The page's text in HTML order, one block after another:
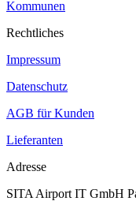
Kommunen
Rechtliches
Impressum
Datenschutz
AGB für Kunden
Lieferanten
Adresse
SITA Airport IT GmbH